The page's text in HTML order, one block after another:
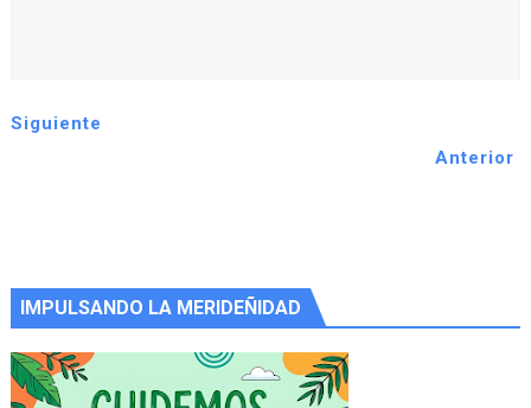
Siguiente
Anterior
IMPULSANDO LA MERIDEÑIDAD